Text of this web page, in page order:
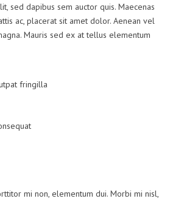
sed dapibus sem auctor quis. Maecenas
ac, placerat sit amet dolor. Aenean vel
Mauris sed ex at tellus elementum
fringilla
mi non, elementum dui. Morbi mi nisl,